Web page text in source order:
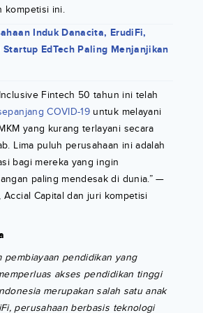
kompetisi ini.
Induk Danacita, ErudiFi,
EdTech Paling Menjanjikan
Fintech 50 tahun ini telah
COVID-19 untuk melayani
yang kurang terlayani secara
Lima puluh perusahaan ini adalah
bagi mereka yang ingin
paling mendesak di dunia.” —
Accial Capital dan juri kompetisi
pembiayaan pendidikan yang
akses pendidikan tinggi
merupakan salah satu anak
perusahaan berbasis teknologi